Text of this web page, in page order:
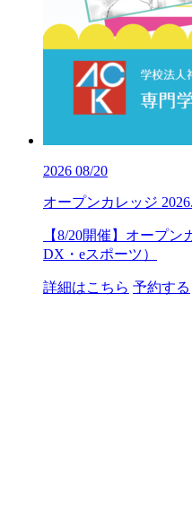
2026 08/20
オープンカレッジ
【8/20開催】オープ
DX・eスポーツ）
詳細はこちら 予約する